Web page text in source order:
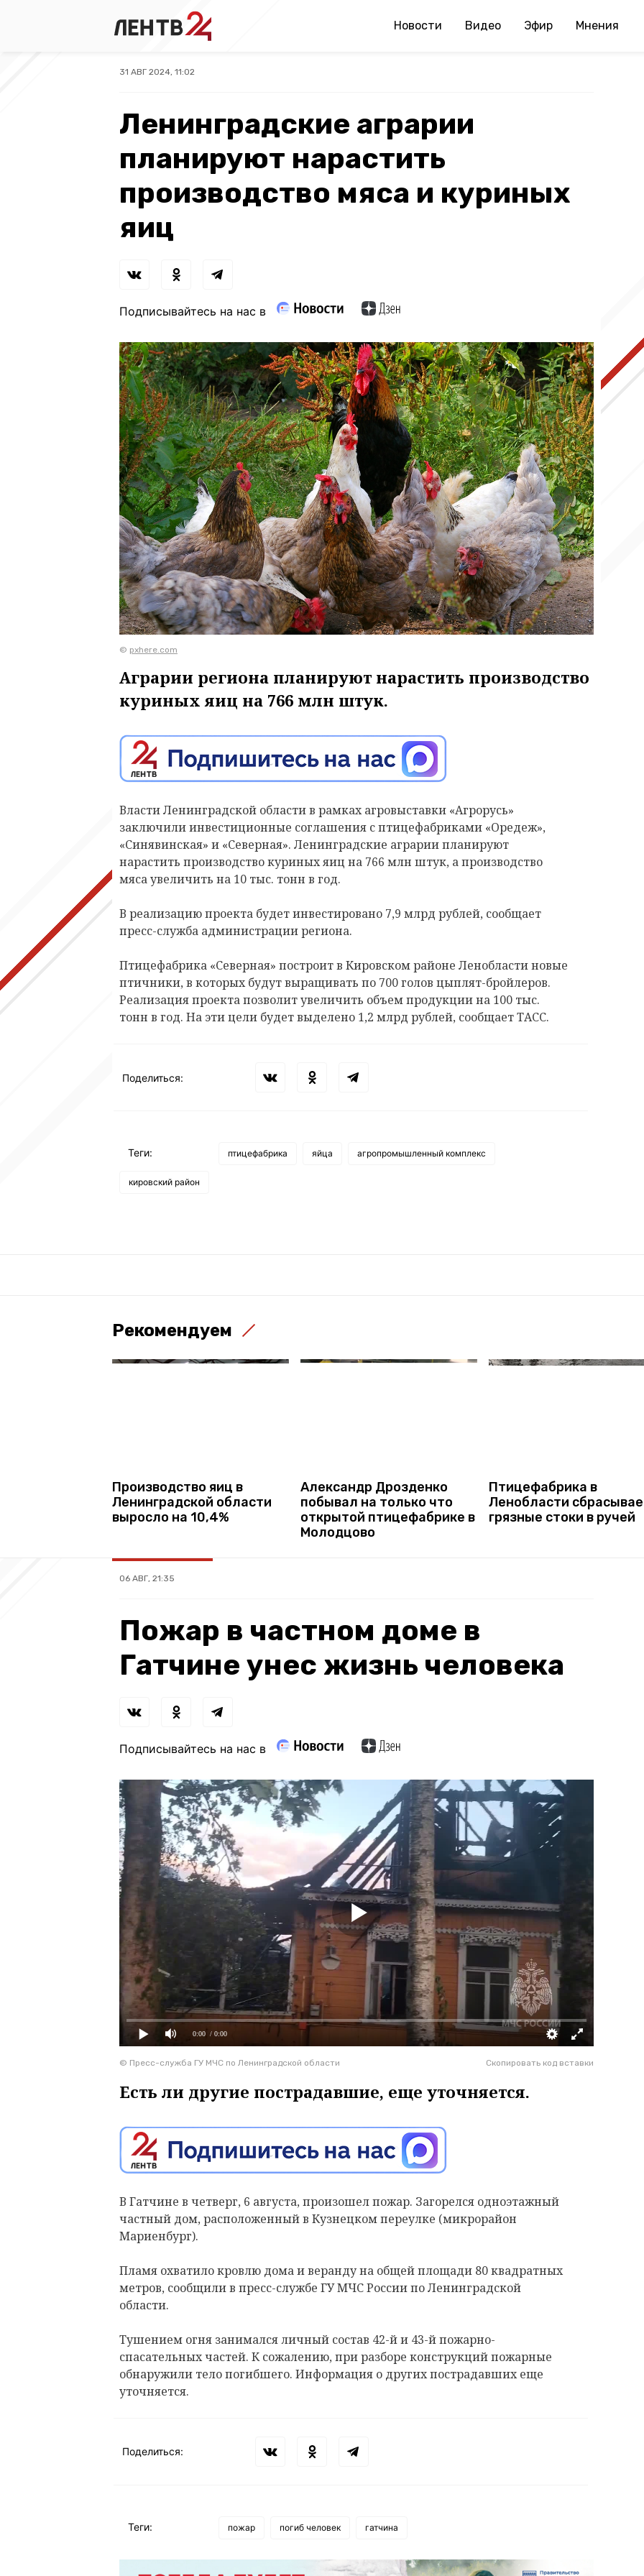
Новости Видео Эфир Мнения
31 АВГ 2024, 11:02
Ленинградские аграрии
планируют нарастить
производство мяса и куриных
яиц
Подписывайтесь на нас в
© pxhere.com
Аграрии региона планируют нарастить производство
куриных яиц на 766 млн штук.
Власти Ленинградской области в рамках агровыставки «Агрорусь»
заключили инвестиционные соглашения с птицефабриками «Оредеж»,
«Синявинская» и «Северная». Ленинградские аграрии планируют
нарастить производство куриных яиц на 766 млн штук, а производство
мяса увеличить на 10 тыс. тонн в год.
В реализацию проекта будет инвестировано 7,9 млрд рублей, сообщает
пресс-служба администрации региона.
Птицефабрика «Северная» построит в Кировском районе Ленобласти новые
птичники, в которых будут выращивать по 700 голов цыплят-бройлеров.
Реализация проекта позволит увеличить объем продукции на 100 тыс.
тонн в год. На эти цели будет выделено 1,2 млрд рублей, сообщает ТАСС.
Поделиться:
Теги: птицефабрика яйца агропромышленный комплекс
кировский район
Рекомендуем
Производство яиц в
Ленинградской области
выросло на 10,4%
Александр Дрозденко
побывал на только что
открытой птицефабрике в
Молодцово
Птицефабрика в
Ленобласти
грязные стоки в ручей
06 АВГ, 21:35
Пожар в частном доме в
Гатчине унес жизнь человека
Подписывайтесь на нас в
0:00 / 0:00
Скопировать код вставки
© Пресс-служба ГУ МЧС по Ленинградской области
Есть ли другие пострадавшие, еще уточняется.
В Гатчине в четверг, 6 августа, произошел пожар. Загорелся одноэтажный
частный дом, расположенный в Кузнецком переулке (микрорайон
Мариенбург).
Пламя охватило кровлю дома и веранду на общей площади 80 квадратных
метров, сообщили в пресс-службе ГУ МЧС России по Ленинградской
области.
Тушением огня занимался личный состав 42-й и 43-й пожарно-
спасательных частей. К сожалению, при разборе конструкций пожарные
обнаружили тело погибшего. Информация о других пострадавших еще
уточняется.
Поделиться:
Теги: пожар погиб человек гатчина